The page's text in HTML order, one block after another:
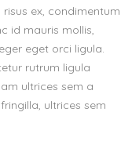
ex, condimentum
id mauris mollis,
eget orci ligula.
rutrum ligula
ultrices sem a
ultrices sem